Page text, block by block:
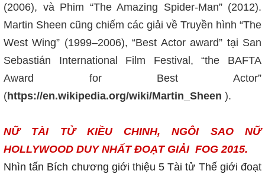
(2006), và Phim “The Amazing Spider-Man” (2012).
Martin Sheen cũng chiếm các giải về Truyền hình “The
West Wing” (1999–2006), “Best Actor award” tại San
Sebastián International Film Festival, “the BAFTA
Award for Best Actor”
(https://en.wikipedia.org/wiki/Martin_Sheen ).
NỮ TÀI TỬ KIỀU CHINH, NGÔI SAO NỮ
HOLLYWOOD DUY NHẤT ĐOẠT GIẢI FOG 2015.
Nhìn tấn Bích chương giới thiệu 5 Tài tử Thế giới đoạt